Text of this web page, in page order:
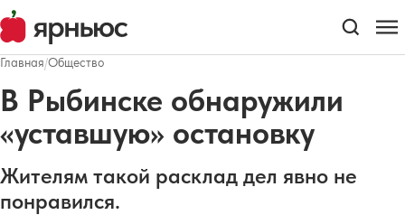
Главная/Общество
В Рыбинске обнаружили
«уставшую» остановку
Жителям такой расклад дел явно не
понравился.